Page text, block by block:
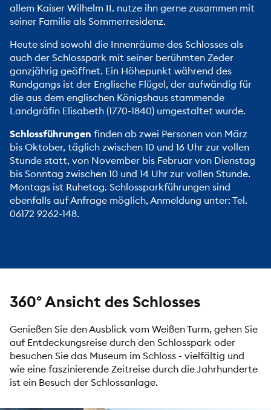
allem Kaiser Wilhelm II. nutze ihn gerne zusammen mit
seiner Familie als Sommerresidenz.
Heute sind sowohl die Innenräume des Schlosses als
auch der Schlosspark mit seiner berühmten Zeder
ganzjährig geöffnet. Ein Höhepunkt während des
Rundgangs ist der Englische Flügel, der aufwändig für
die aus dem englischen Königshaus stammende
Landgräfin Elisabeth (1770-1840) umgestaltet wurde.
Schlossführungen finden ab zwei Personen von März
bis Oktober, täglich zwischen 10 und 16 Uhr zur vollen
Stunde statt, von November bis Februar von Dienstag
bis Sonntag zwischen 10 und 14 Uhr zur vollen Stunde.
Montags ist Ruhetag. Schlossparkführungen sind
ebenfalls auf Anfrage möglich, Anmeldung unter: Tel.
06172 9262-148.
360° Ansicht des Schlosses
Genießen Sie den Ausblick vom Weißen Turm, gehen Sie
auf Entdeckungsreise durch den Schlosspark oder
besuchen Sie das Museum im Schloss - vielfältig und
wie eine faszinierende Zeitreise durch die Jahrhunderte
ist ein Besuch der Schlossanlage.